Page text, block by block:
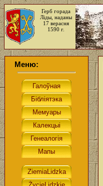
Герб горада
Ліды, наданы
17 верасня
1590 г.
Меню: